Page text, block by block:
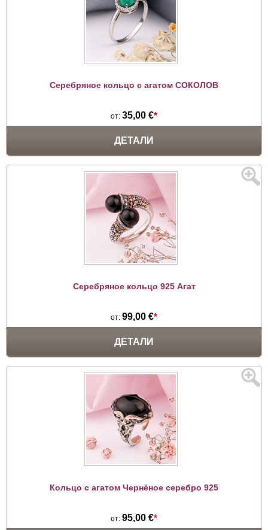
Серебряное кольцо с агатом СОКОЛОВ
от: 35,00 €*
ДЕТАЛИ
Серебряное кольцо 925 Агат
от: 99,00 €*
ДЕТАЛИ
Кольцо с агатом Чернёное серебро 925
от: 95,00 €*